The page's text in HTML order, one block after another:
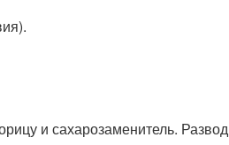
и сахарозаменитель.